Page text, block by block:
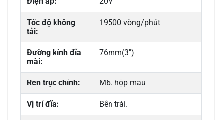
Tốc độ không
tải:
19500 vòng/phút
Đường kính đĩa
mài:
76mm(3")
Ren trục chính: M6. hộp màu
Vị trí đĩa: Bên trái.